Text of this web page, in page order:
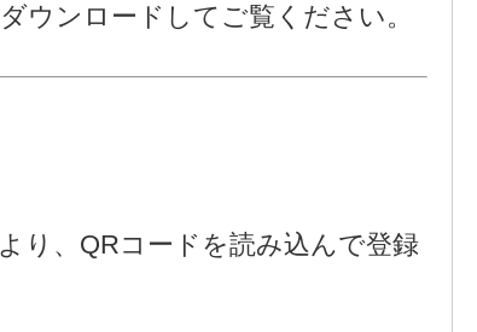
ウンロードしてご覧ください。
り、QRコードを読み込んで登録